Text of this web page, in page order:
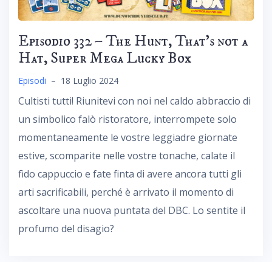
Episodio 332 – The Hunt, That’s not a
Hat, Super Mega Lucky Box
Episodi – 18 Luglio 2024
Cultisti tutti! Riunitevi con noi nel caldo abbraccio di
un simbolico falò ristoratore, interrompete solo
momentaneamente le vostre leggiadre giornate
estive, scomparite nelle vostre tonache, calate il
fido cappuccio e fate finta di avere ancora tutti gli
arti sacrificabili, perché è arrivato il momento di
ascoltare una nuova puntata del DBC. Lo sentite il
profumo del disagio?